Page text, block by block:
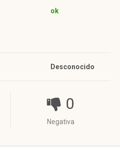
ok
Desconocido
0
Negativa